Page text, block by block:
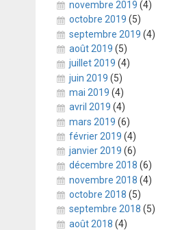
novembre 2019 (4)
octobre 2019 (5)
septembre 2019 (4)
août 2019 (5)
juillet 2019 (4)
juin 2019 (5)
mai 2019 (4)
avril 2019 (4)
mars 2019 (6)
février 2019 (4)
janvier 2019 (6)
décembre 2018 (6)
novembre 2018 (4)
octobre 2018 (5)
septembre 2018 (5)
août 2018 (4)